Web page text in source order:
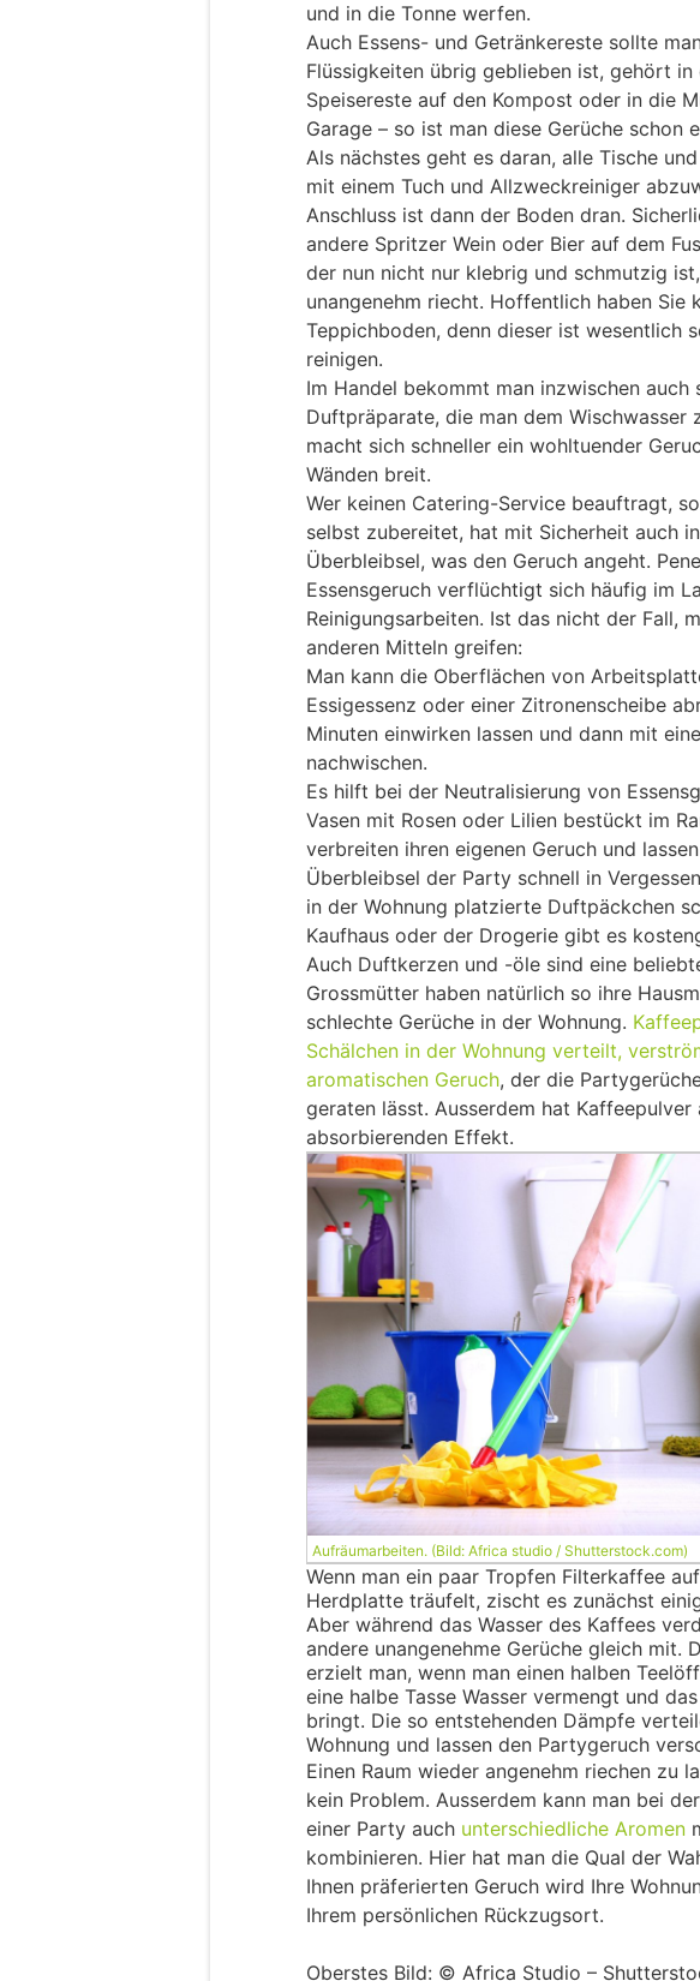
und in die Tonne werfen.
Auch Essens- und Getränkereste sollte
Flüssigkeiten übrig geblieben ist, gehört in
Speisereste auf den Kompost oder in die
Garage – so ist man diese Gerüche schon
Als nächstes geht es daran, alle Tische
mit einem Tuch und Allzweckreiniger
Anschluss ist dann der Boden dran.
andere Spritzer Wein oder Bier auf dem
der nun nicht nur klebrig und schmutzig
unangenehm riecht. Hoffentlich haben Sie
Teppichboden, denn dieser ist wesentlich
reinigen.
Im Handel bekommt man inzwischen auch
Duftpräparate, die man dem Wischwasser
macht sich schneller ein wohltuender
Wänden breit.
Wer keinen Catering-Service beauftragt,
selbst zubereitet, hat mit Sicherheit auch
Überbleibsel, was den Geruch angeht.
Essensgeruch verflüchtigt sich häufig im
Reinigungsarbeiten. Ist das nicht der Fall,
anderen Mitteln greifen:
Man kann die Oberflächen von
Essigessenz oder einer Zitronenscheibe
Minuten einwirken lassen und dann mit
nachwischen.
Es hilft bei der Neutralisierung von
Vasen mit Rosen oder Lilien bestückt im
verbreiten ihren eigenen Geruch und
Überbleibsel der Party schnell in
in der Wohnung platzierte Duftpäckchen
Kaufhaus oder der Drogerie gibt es
Auch Duftkerzen und -öle sind eine
Grossmütter haben natürlich so ihre
schlechte Gerüche in der Wohnung.
Schälchen in der Wohnung verteilt,
aromatischen Geruch, der die
geraten lässt. Ausserdem hat Kaffeepulver
absorbierenden Effekt.
Aufräumarbeiten. (Bild: Africa studio / Shutterstock.com)
Wenn man ein paar Tropfen Filterkaffee
Herdplatte träufelt, zischt es zunächst
Aber während das Wasser des Kaffees
andere unangenehme Gerüche gleich mit.
erzielt man, wenn man einen halben
eine halbe Tasse Wasser vermengt und
bringt. Die so entstehenden Dämpfe
Wohnung und lassen den Partygeruch
Einen Raum wieder angenehm riechen zu
kein Problem. Ausserdem kann man bei
einer Party auch unterschiedliche Aromen
kombinieren. Hier hat man die Qual der
Ihnen präferierten Geruch wird Ihre
Ihrem persönlichen Rückzugsort.
Oberstes Bild: © Africa Studio –